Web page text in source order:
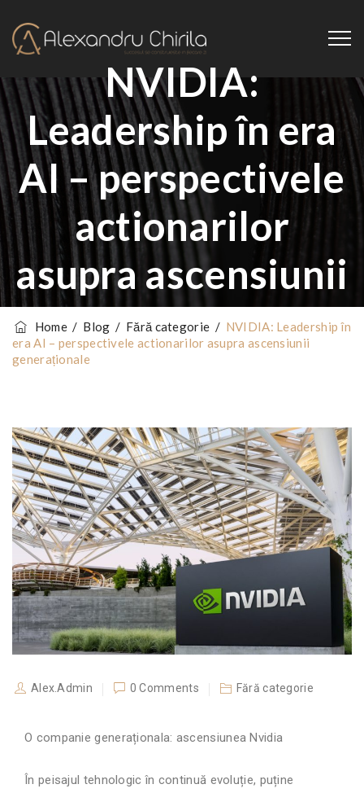
NVIDIA:
Leadership în era
AI – perspectivele
actionarilor
asupra ascensiunii
generaționale
Home/ Blog / Fără categorie / NVIDIA: Leadership în
era AI – perspectivele actionarilor asupra ascensiunii
generaționale
Alex.Admin 0 Comments Fără categorie
O companie generaționala: ascensiunea Nvidia
În peisajul tehnologic în continuă evoluție, puține